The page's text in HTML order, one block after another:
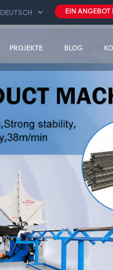
EIN ANGEBOT
DEUTSCH
PROJEKTE BLOG